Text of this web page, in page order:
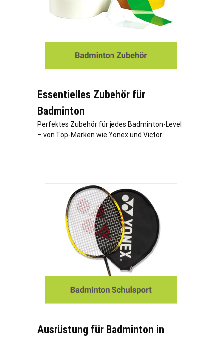
Essentielles Zubehör für
Badminton
Perfektes Zubehör für jedes Badminton-Level
– von Top-Marken wie Yonex und Victor.
Ausrüstung für Badminton in